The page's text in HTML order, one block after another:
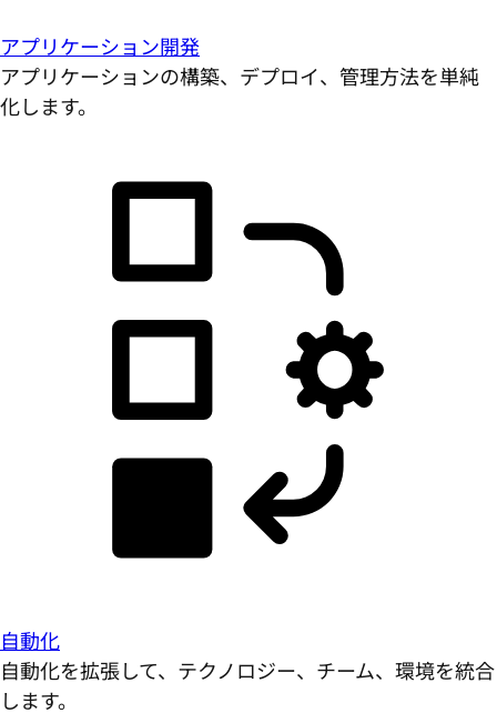
アプリケーション開発
アプリケーションの構築、デプロイ、管理方法を単純
化します。
自動化
自動化を拡張して、テクノロジー、チーム、環境を統合
します。